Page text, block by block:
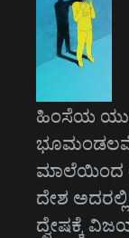
ಹಿಂಸೆಯ
ಮಾಲೆಯಿಂದ
ದೇಶ ಅದರಲ್ಲಿ
ದ್ವೇಷಕ್ಕೆ